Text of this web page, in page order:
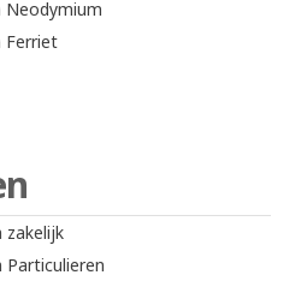
Neodymium
Ferriet
zakelijk
Particulieren